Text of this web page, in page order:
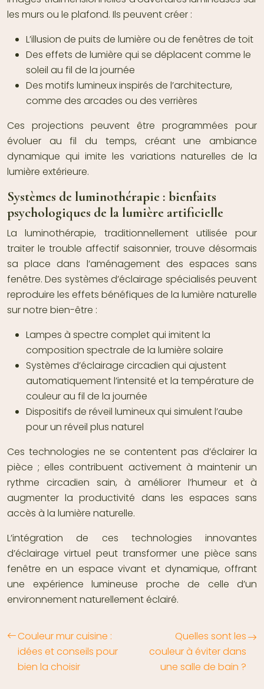
les murs ou le plafond. Ils peuvent créer :
L’illusion de puits de lumière ou de fenêtres de toit
Des effets de lumière qui se déplacent comme le
soleil au fil de la journée
Des motifs lumineux inspirés de l’architecture,
comme des arcades ou des verrières
Ces projections peuvent être programmées pour
évoluer au fil du temps, créant une ambiance
dynamique qui imite les variations naturelles de la
lumière extérieure.
Systèmes de luminothérapie : bienfaits
psychologiques de la lumière artificielle
La luminothérapie, traditionnellement utilisée pour
traiter le trouble affectif saisonnier, trouve désormais
sa place dans l’aménagement des espaces sans
fenêtre. Des systèmes d’éclairage spécialisés peuvent
reproduire les effets bénéfiques de la lumière naturelle
sur notre bien-être :
Lampes à spectre complet qui imitent la
composition spectrale de la lumière solaire
Systèmes d’éclairage circadien qui ajustent
automatiquement l’intensité et la température de
couleur au fil de la journée
Dispositifs de réveil lumineux qui simulent l’aube
pour un réveil plus naturel
Ces technologies ne se contentent pas d’éclairer la
pièce ; elles contribuent activement à maintenir un
rythme circadien sain, à améliorer l’humeur et à
augmenter la productivité dans les espaces sans
accès à la lumière naturelle.
L’intégration de ces technologies innovantes
d’éclairage virtuel peut transformer une pièce sans
fenêtre en un espace vivant et dynamique, offrant
une expérience lumineuse proche de celle d’un
environnement naturellement éclairé.
Couleur mur cuisine :
idées et conseils pour
bien la choisir
Quelles sont les
couleur à éviter dans
une salle de bain ?